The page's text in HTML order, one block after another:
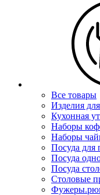
Все товары
Изделия
Кухонная
Наборы
Наборы
Посуда для
Посуда
Посуда
Столовые